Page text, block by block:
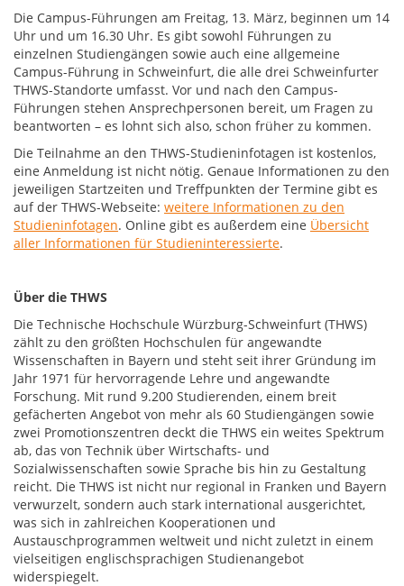
Die Campus-Führungen am Freitag, 13. März, beginnen um 14
Uhr und um 16.30 Uhr. Es gibt sowohl Führungen zu
einzelnen Studiengängen sowie auch eine allgemeine
Campus-Führung in Schweinfurt, die alle drei Schweinfurter
THWS-Standorte umfasst. Vor und nach den Campus-
Führungen stehen Ansprechpersonen bereit, um Fragen zu
beantworten – es lohnt sich also, schon früher zu kommen.
Die Teilnahme an den THWS-Studieninfotagen ist kostenlos,
eine Anmeldung ist nicht nötig. Genaue Informationen zu den
jeweiligen Startzeiten und Treffpunkten der Termine gibt es
auf der THWS-Webseite: weitere Informationen zu den
Studieninfotagen. Online gibt es außerdem eine Übersicht
aller Informationen für Studieninteressierte.
Über die THWS
Die Technische Hochschule Würzburg-Schweinfurt (THWS)
zählt zu den größten Hochschulen für angewandte
Wissenschaften in Bayern und steht seit ihrer Gründung im
Jahr 1971 für hervorragende Lehre und angewandte
Forschung. Mit rund 9.200 Studierenden, einem breit
gefächerten Angebot von mehr als 60 Studiengängen sowie
zwei Promotionszentren deckt die THWS ein weites Spektrum
ab, das von Technik über Wirtschafts- und
Sozialwissenschaften sowie Sprache bis hin zu Gestaltung
reicht. Die THWS ist nicht nur regional in Franken und Bayern
verwurzelt, sondern auch stark international ausgerichtet,
was sich in zahlreichen Kooperationen und
Austauschprogrammen weltweit und nicht zuletzt in einem
vielseitigen englischsprachigen Studienangebot
widerspiegelt.